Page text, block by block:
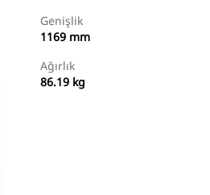
Genişlik
1169 mm
Ağırlık
86.19 kg